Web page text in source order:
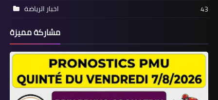
اخبار الرياضة
43
مشاركة مميزة